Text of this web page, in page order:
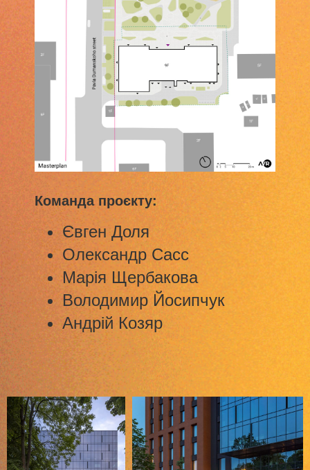
Команда проєкту:
Євген Доля
Олександр Сасс
Марія Щербакова
Володимир Йосипчук
Андрій Козяр